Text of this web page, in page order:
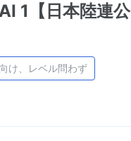
1【日本陸連公
け、レベル問わず